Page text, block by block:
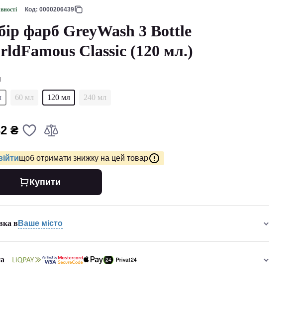
Код: 0000206439
фарб GreyWash 3 Bottle
Classic (120 мл.)
60 мл 120 мл 240 мл
₴
щоб отримати знижку на цей товар
Купити
в Ваше місто